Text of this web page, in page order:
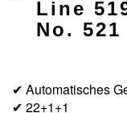
Line
No. 521
✔ Automatisches
✔ 22+1+1